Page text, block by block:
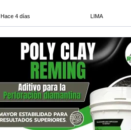
Hace 4 días LIMA